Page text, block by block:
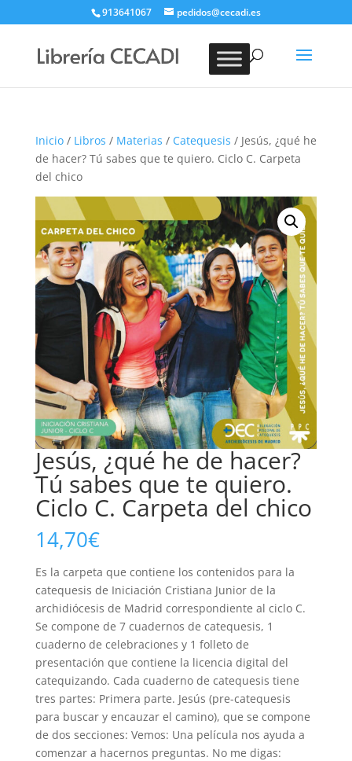
913641067 pedidos@cecadi.es
BUSCAR
Inicio/ Libros / Materias / Catequesis / Jesús, ¿qué he
de hacer? Tú sabes que te quiero. Ciclo C. Carpeta
del chico
Jesús, ¿qué he de hacer?
Tú sabes que te quiero.
Ciclo C. Carpeta del chico
14,70€
Es la carpeta que contiene los contenidos para la
catequesis de Iniciación Cristiana Junior de la
archidiócesis de Madrid correspondiente al ciclo C.
Se compone de 7 cuadernos de catequesis, 1
cuaderno de celebraciones y 1 folleto de
presentación que contiene la licencia digital del
catequizando. Cada cuaderno de catequesis tiene
tres partes: Primera parte. Jesús (pre-catequesis
para buscar y encauzar el camino), que se compone
de dos secciones: Vemos: Una película nos ayuda a
comenzar a hacernos preguntas. No me digas: